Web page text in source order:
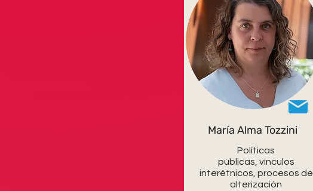
María Alma Tozzini
Políticas
públicas, vínculos
interétnicos, procesos de
alterización